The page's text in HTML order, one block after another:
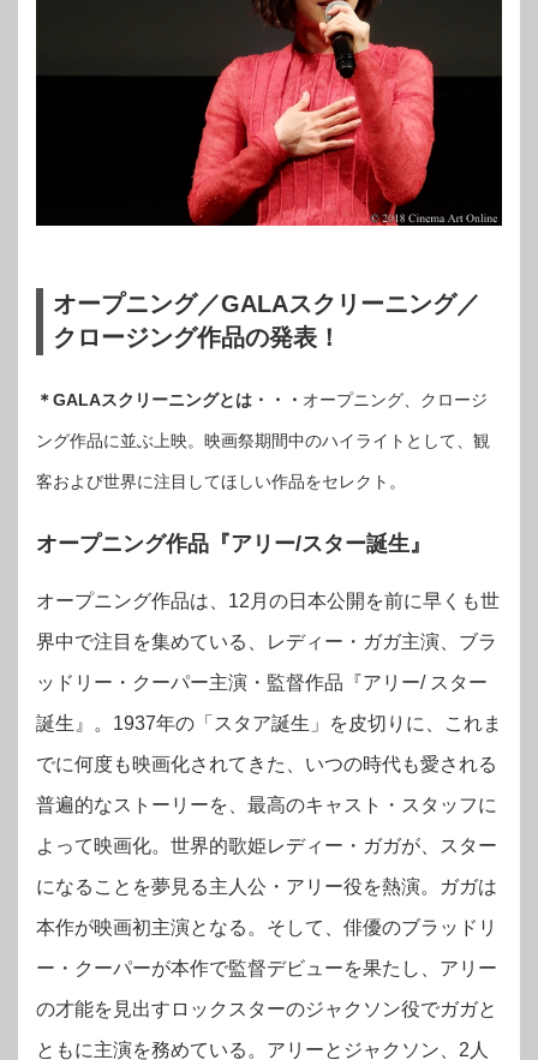
オープニング／GALAスクリーニング／
クロージング作品の発表！
＊GALAスクリーニングとは・・・ オープニング、クロージ
ング作品に並ぶ上映。映画祭期間中のハイライトとして、観
客および世界に注目してほしい作品をセレクト。
オープニング作品『アリー/スター誕生』
オープニング作品は、12月の日本公開を前に早くも世
界中で注目を集めている、レディー・ガガ主演、ブラ
ッドリー・クーパー主演・監督作品『アリー/ スター
誕生』。1937年の「スタア誕生」を皮切りに、これま
でに何度も映画化されてきた、いつの時代も愛される
普遍的なストーリーを、最高のキャスト・スタッフに
よって映画化。世界的歌姫レディー・ガガが、スター
になることを夢見る主人公・アリー役を熱演。ガガは
本作が映画初主演となる。そして、俳優のブラッドリ
ー・クーパーが本作で監督デビューを果たし、アリー
の才能を見出すロックスターのジャクソン役でガガと
ともに主演を務めている。アリーとジャクソン、2人